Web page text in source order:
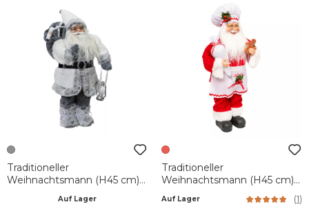
Traditioneller
Weihnachtsmann (H45 cm)
Auf Lager
Traditioneller
Weihnachtsmann (H45 cm)
Auf Lager (1)